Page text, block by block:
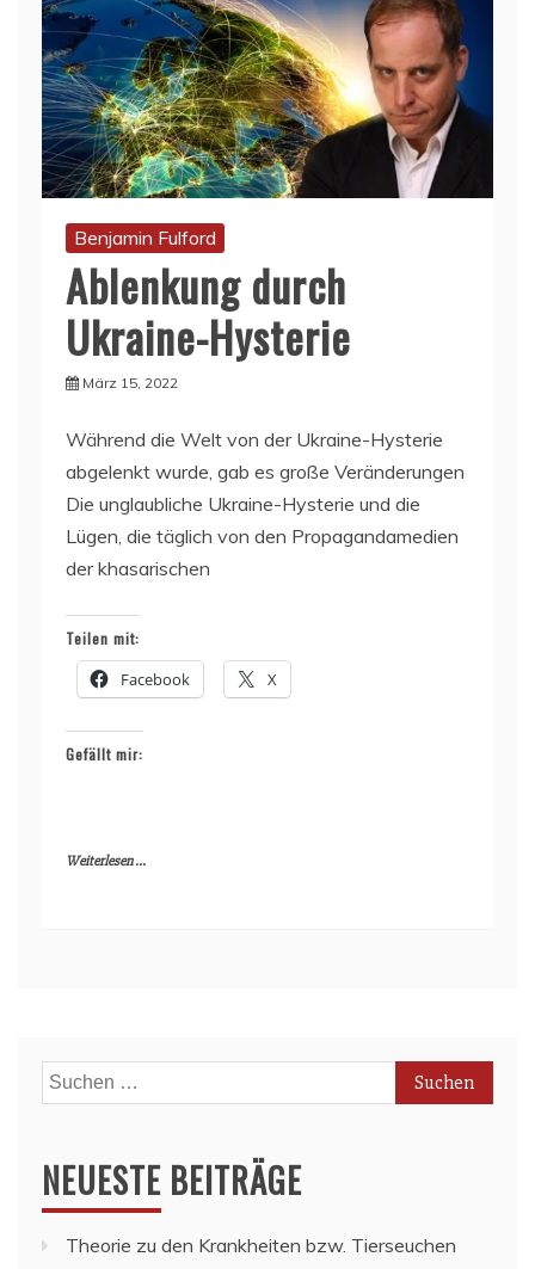
Benjamin Fulford
Ablenkung durch
Ukraine-Hysterie
März 15, 2022
Während die Welt von der Ukraine-Hysterie
abgelenkt wurde, gab es große Veränderungen
Die unglaubliche Ukraine-Hysterie und die
Lügen, die täglich von den Propagandamedien
der khasarischen
Teilen mit:
Facebook X
Gefällt mir:
Weiterlesen ...
Suchen
nach:
NEUESTE BEITRÄGE
Theorie zu den Krankheiten bzw. Tierseuchen